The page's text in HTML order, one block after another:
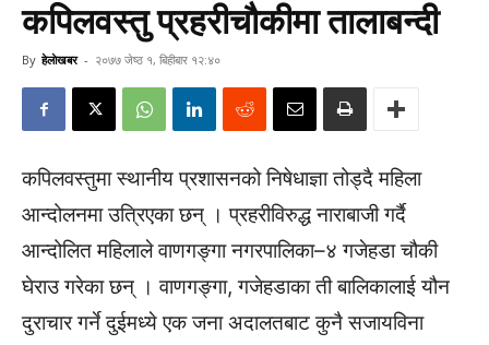
कपिलवस्तु प्रहरीचौकीमा तालाबन्दी
By हेलाेखबर - २०७७ जेष्ठ १, बिहीबार १२:४०
कपिलवस्तुमा स्थानीय प्रशासनको निषेधाज्ञा तोड्दै महिला
आन्दोलनमा उत्रिएका छन् । प्रहरीविरुद्ध नाराबाजी गर्दै
आन्दोलित महिलाले वाणगङ्गा नगरपालिका–४ गजेहडा चौकी
घेराउ गरेका छन् । वाणगङ्गा, गजेहडाका ती बालिकालाई यौन
दुराचार गर्ने दुईमध्ये एक जना अदालतबाट कुनै सजायविना